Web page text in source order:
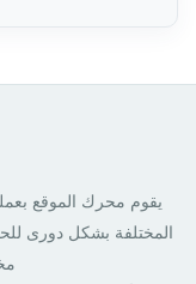
يقوم محرك الموقع
المختلفة بشكل دورى